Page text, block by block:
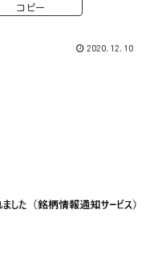
コピー
2020.12.10